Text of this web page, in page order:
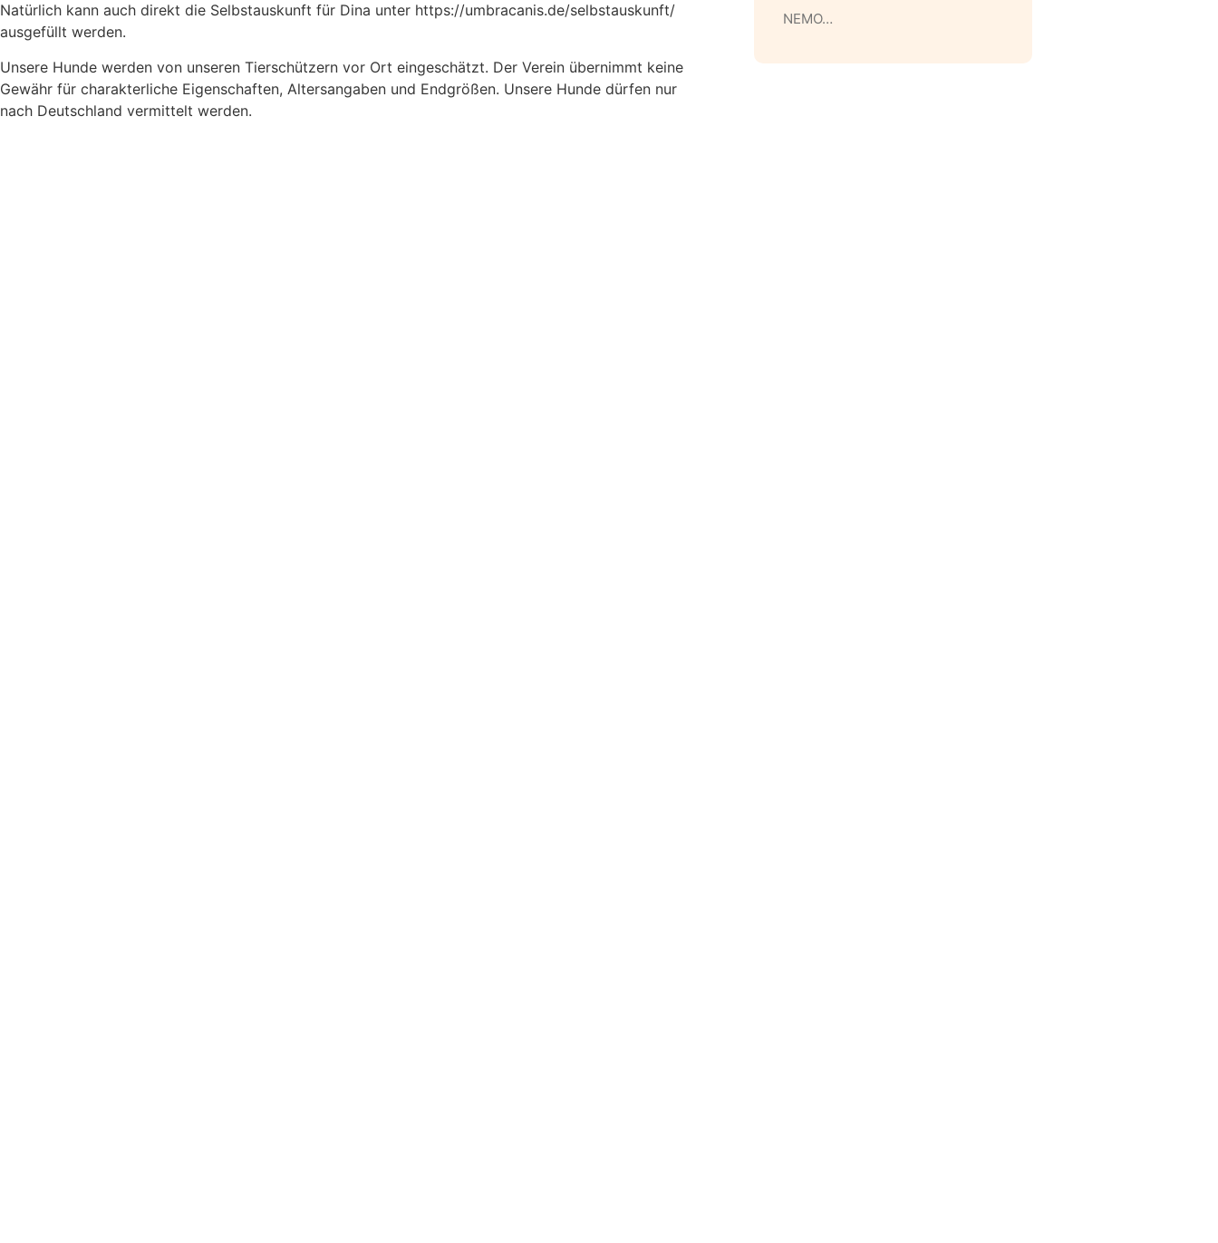
Natürlich kann auch direkt die Selbstauskunft für Dina unter https://umbracanis.de/selbstauskunft/
ausgefüllt werden.
Unsere Hunde werden von unseren Tierschützern vor Ort eingeschätzt. Der Verein übernimmt keine
Gewähr für charakterliche Eigenschaften, Altersangaben und Endgrößen. Unsere Hunde dürfen nur
nach Deutschland vermittelt werden.
NEMO…